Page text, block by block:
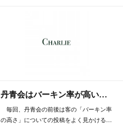
丹青会はバーキン率が高い…
毎回、丹青会の前後は客の「バーキン率
の高さ」についての投稿をよく見かける…